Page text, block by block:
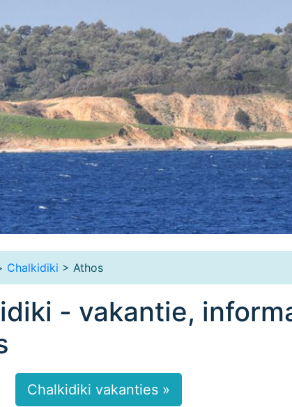
Chalkidiki > Athos
- vakantie,
Chalkidiki vakanties »